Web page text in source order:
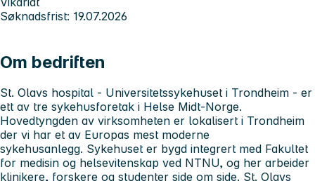
Søknadsfrist: 19.07.2026
Om bedriften
St. Olavs hospital - Universitetssykehuset i Trondheim - er
ett av tre sykehusforetak i Helse Midt-Norge.
Hovedtyngden av virksomheten er lokalisert i Trondheim
der vi har et av Europas mest moderne
sykehusanlegg. Sykehuset er bygd integrert med Fakultet
for medisin og helsevitenskap ved NTNU, og her arbeider
klinikere, forskere og studenter side om side. St. Olavs